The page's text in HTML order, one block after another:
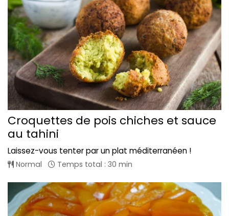
Croquettes de pois chiches et sauce
au tahini
Laissez-vous tenter par un plat méditerranéen !
Normal Temps total : 30 min